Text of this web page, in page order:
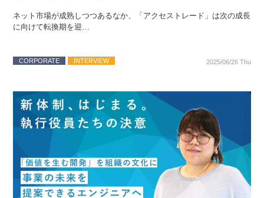
ネット市場が成熟しつつあるなか、「アクセストレード」は次の成長
に向けて転換期を迎…
CORPORATE INTERVIEW 2025/06/26 Thu